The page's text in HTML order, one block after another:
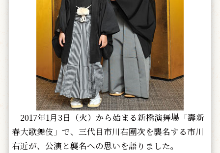
2017年1月3日（火）から始まる新橋演舞場「壽新
春大歌舞伎」で、三代目市川右團次を襲名する市川
右近が、公演と襲名への思いを語りました。